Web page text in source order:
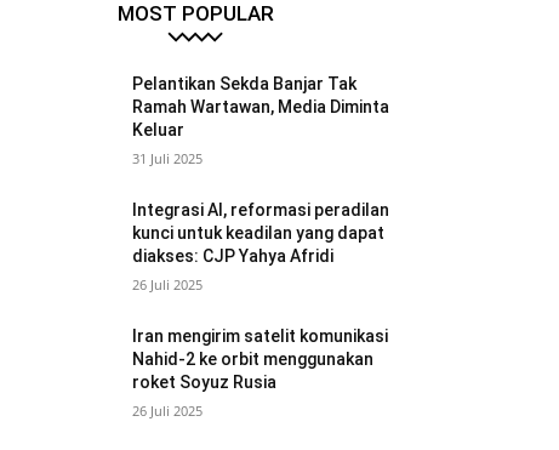
MOST POPULAR
Pelantikan Sekda Banjar Tak
Ramah Wartawan, Media Diminta
Keluar
31 Juli 2025
Integrasi AI, reformasi peradilan
kunci untuk keadilan yang dapat
diakses: CJP Yahya Afridi
26 Juli 2025
Iran mengirim satelit komunikasi
Nahid-2 ke orbit menggunakan
roket Soyuz Rusia
26 Juli 2025